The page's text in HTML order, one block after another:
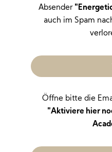
Absender
auch im Spam
Öffne bitte die
"Aktiviere hier